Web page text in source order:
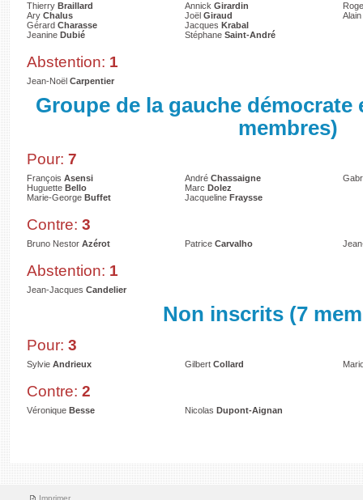
Thierry Braillard
Ary Chalus
Gérard Charasse
Jeanine Dubié
Annick Girardin
Joël Giraud
Jacques Krabal
Stéphane Saint-André
Alain
Abstention: 1
Jean-Noël Carpentier
Groupe de la gauche démocrate
membres)
Pour: 7
François Asensi
Huguette Bello
Marie-George Buffet
André Chassaigne
Marc Dolez
Jacqueline Fraysse
Contre: 3
Bruno Nestor Azérot Patrice Carvalho
Abstention: 1
Jean-Jacques Candelier
Non inscrits (7
Pour: 3
Sylvie Andrieux Gilbert Collard
Contre: 2
Véronique Besse Nicolas Dupont-Aignan
Imprimer